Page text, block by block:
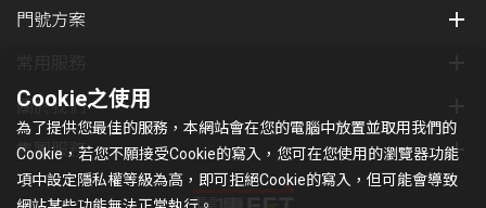
門號方案
關於我們
集團服務
Cookie之使用
為了提供您最佳的服務，本網站會在您的電腦中放置並取用我們的
Cookie，若您不願接受Cookie的寫入，您可在您使用的瀏覽器功能
項中設定隱私權等級為高，即可拒絕Cookie的寫入，但可能會導致